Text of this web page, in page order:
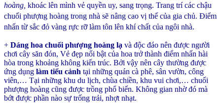
hoàng, khoác lên mình vẻ quyền uy, sang trọng. Trang trí các chậu
chuối phượng hoàng trong nhà sẽ nâng cao vị thế của gia chủ. Điểm
nhấn từ sắc đỏ vàng rực rỡ làm tôn lên khí chất của ngôi nhà.
+ Dáng hoa chuối phượng hoàng lạ và độc đáo nên được người
chơi cây săn đón, Vẻ đẹp nổi bật của hoa trở thành điểm nhấn hài
hòa trong khoảng không kiến trúc. Bởi vậy nên cây thường được
ứng dụng làm tiểu cảnh tại những quán cà phê, sân vườn, công
viên,… Tại những khu du lịch, chùa chiền, khu vui chơi,… chuối
phượng hoàng cũng được trồng phổ biến. Không gian nhờ đó mà
bớt được phần nào sự trống trải, nhợt nhạt.